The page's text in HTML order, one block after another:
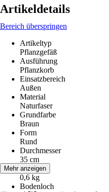
Artikeldetails
Bereich überspringen
Artikeltyp
Pflanzgefäß
Ausführung
Pflanzkorb
Einsatzbereich
Außen
Material
Naturfaser
Grundfarbe
Braun
Form
Rund
Durchmesser
35 cm
Gewicht
0,6 kg
Bodenloch
Mehr anzeigen